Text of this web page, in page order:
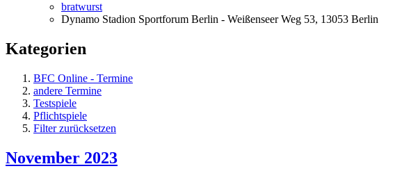
bratwurst
Dynamo Stadion Sportforum Berlin - Weißenseer Weg 53, 13053 Berlin
Kategorien
BFC Online - Termine
andere Termine
Testspiele
Pflichtspiele
Filter zurücksetzen
November 2023